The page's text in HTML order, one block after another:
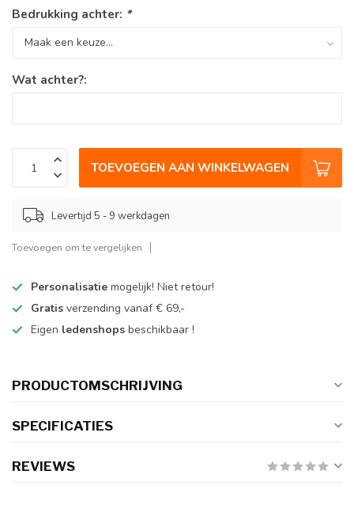
Bedrukking achter: *
Wat achter?:
TOEVOEGEN AAN WINKELWAGEN
Levertijd 5 - 9 werkdagen
Toevoegen om te vergelijken
Personalisatie mogelijk! Niet retour!
Gratis verzending vanaf € 69,-
Eigen ledenshops beschikbaar !
PRODUCTOMSCHRIJVING
SPECIFICATIES
REVIEWS